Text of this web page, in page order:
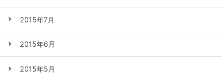
2015年7月
2015年6月
2015年5月